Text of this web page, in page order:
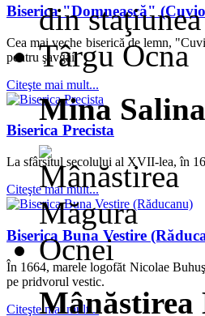
Biserica "Domnească"
Cea mai veche biserică de lemn,
pentru şavgăi.
Citeşte mai mult...
Biserica Precista
La sfârşitul secolului al XVII-lea, în
Citeşte mai mult...
Biserica Buna Vestire
În 1664, marele logofăt Nicolae
pe pridvorul vestic.
Citeşte mai mult...
Mina
Mânăstirea